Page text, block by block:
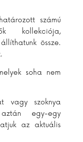
számú
kollekciója,
össze.
soha nem
vagy szoknya
egy-egy
az aktuális